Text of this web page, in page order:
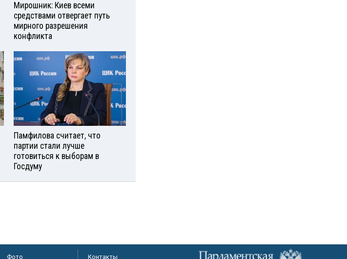
Мирошник: Киев всеми
средствами отвергает путь
мирного разрешения
конфликта
Памфилова считает, что
партии стали лучше
готовиться к выборам в
Госдуму
Фото Контакты